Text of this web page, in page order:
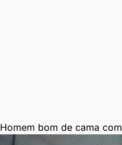
Homem bom de cama